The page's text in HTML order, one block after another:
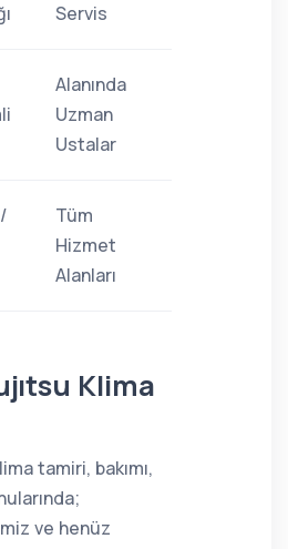
Servis
Alanında
Uzman
Ustalar
Tüm
Hizmet
Alanları
Klima
tamiri, bakımı,
ve henüz